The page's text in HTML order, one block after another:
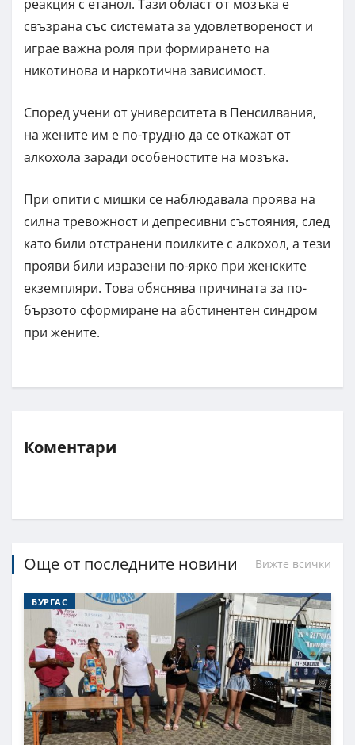
реакция с етанол. Тази област от мозъка е
свъзрана със системата за удовлетвореност и
играе важна роля при формирането на
никотинова и наркотична зависимост.
Според учени от университета в Пенсилвания,
на жените им е по-трудно да се откажат от
алкохола заради особеностите на мозъка.
При опити с мишки се наблюдавала проява на
силна тревожност и депресивни състояния, след
като били отстранени поилките с алкохол, а тези
прояви били изразени по-ярко при женските
екземпляри. Това обяснява причината за по-
бързото сформиране на абстинентен синдром
при жените.
Коментари
Още от последните новини Вижте всички
БУРГАС